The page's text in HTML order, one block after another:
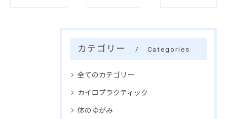
カテゴリー Categories
全てのカテゴリー
カイロプラクティック
体のゆがみ